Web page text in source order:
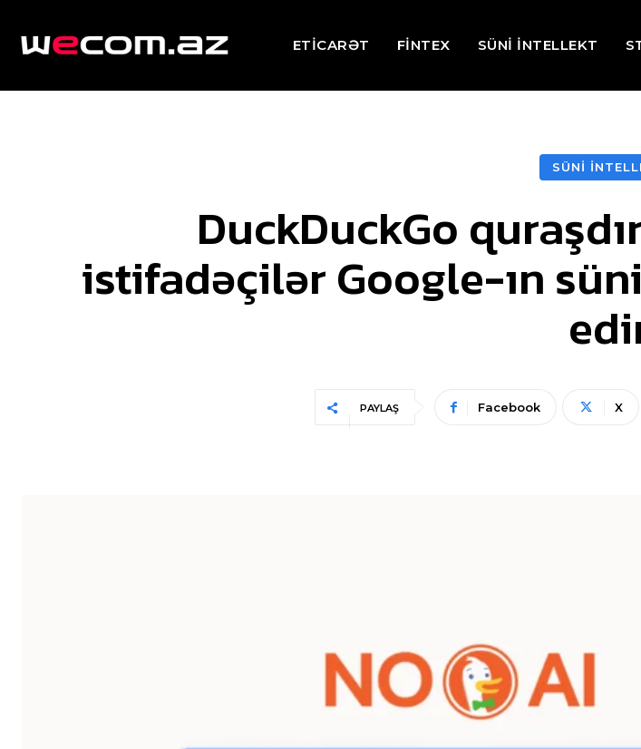
ETİCARƏT FİNTEX SÜNİ İNTELLEKT
SÜNİ
DuckDuckGo
istifadəçilər Google-ın
PAYLAŞ Facebook X